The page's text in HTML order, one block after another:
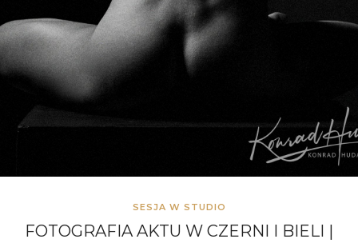
SESJA W STUDIO
FOTOGRAFIA AKTU W CZERNI I BIELI |